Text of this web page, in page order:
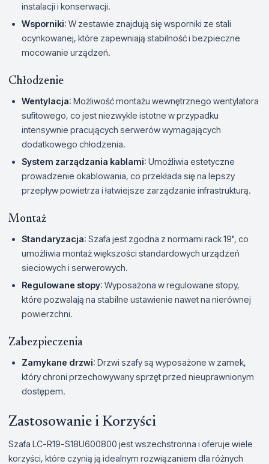
instalacji i konserwacji.
Wsporniki: W zestawie znajdują się wsporniki ze stali
ocynkowanej, które zapewniają stabilność i bezpieczne
mocowanie urządzeń.
Chłodzenie
Wentylacja: Możliwość montażu wewnętrznego wentylatora
sufitowego, co jest niezwykle istotne w przypadku
intensywnie pracujących serwerów wymagających
dodatkowego chłodzenia.
System zarządzania kablami: Umożliwia estetyczne
prowadzenie okablowania, co przekłada się na lepszy
przepływ powietrza i łatwiejsze zarządzanie infrastrukturą.
Montaż
Standaryzacja: Szafa jest zgodna z normami rack 19", co
umożliwia montaż większości standardowych urządzeń
sieciowych i serwerowych.
Regulowane stopy: Wyposażona w regulowane stopy,
które pozwalają na stabilne ustawienie nawet na nierównej
powierzchni.
Zabezpieczenia
Zamykane drzwi: Drzwi szafy są wyposażone w zamek,
który chroni przechowywany sprzęt przed nieuprawnionym
dostępem.
Zastosowanie i Korzyści
Szafa LC-R19-S18U600800 jest wszechstronna i oferuje wiele
korzyści, które czynią ją idealnym rozwiązaniem dla różnych